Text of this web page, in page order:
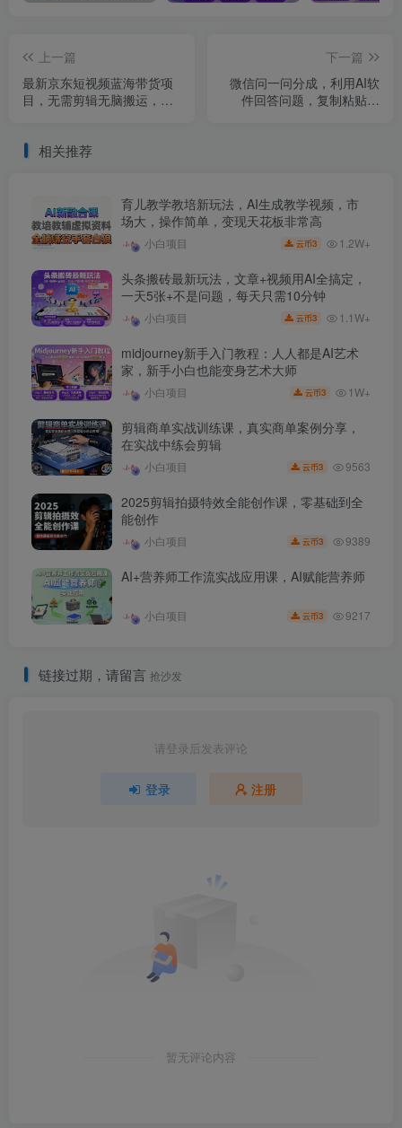
上一篇
最新京东短视频蓝海带货项
目，无需剪辑无脑搬运，一
下一篇
微信问一问分成，利用AI软
件回答问题，复制粘贴就
相关推荐
育儿教学教培新玩法，AI生成教学视频，市
场大，操作简单，变现天花板非常高
小白项目 云币3 1.2W+
头条搬砖最新玩法，文章+视频用AI全搞定，
一天5张+不是问题，每天只需10分钟
小白项目 云币3 1.1W+
midjourney新手入门教程：人人都是AI艺术
家，新手小白也能变身艺术大师
小白项目 云币3 1W+
剪辑商单实战训练课，真实商单案例分享，
在实战中练会剪辑
小白项目 云币3 9563
2025剪辑拍摄特效全能创作课，零基础到全
能创作
小白项目 云币3 9389
AI+营养师工作流实战应用课，AI赋能营养师
小白项目 云币3 9217
链接过期，请留言 抢沙发
请登录后发表评论
登录 注册
暂无评论内容